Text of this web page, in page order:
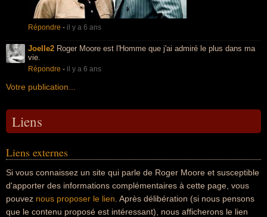
Répondre - il y a 6 ans
Joelle2 Roger Moore est l'Homme que j'ai admiré le plus dans ma
vie.
Répondre - il y a 6 ans
Votre publication...
Liens
Liens externes
Si vous connaissez un site qui parle de Roger Moore et susceptible
d'apporter des informations complémentaires à cette page, vous
pouvez nous proposer le lien . Après délibération (si nous pensons
que le contenu proposé est intéressant), nous afficherons le lien